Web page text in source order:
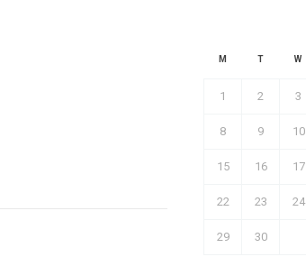
M T W
1 2 3
8 9 10
15 16 17
22 23 24
29 30